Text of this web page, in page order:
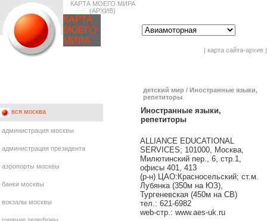
КАРТА МОЕГО МИРА
(АРХИВ)
КАРТА
МОЕГО
МИРА
| карта сайта-архив |
детский мир / Иностранные языки,
репетиторы
Иностранные языки,
репетиторы
ALLIANCE EDUCATIONAL
SERVICES; 101000, Москва,
Милютинский пер., 6, стр.1,
офисы 401, 413
(р-н) ЦАО:Красносельский; ст.м.
Лубянка (350м на ЮЗ),
Тургеневская (450м на СВ)
тел.: 621-6982
web-стр.: www.aes-uk.ru
вся москва
администрация москвы
администрация президента
аэропорты москвы
банки москвы
вокзалы москвы